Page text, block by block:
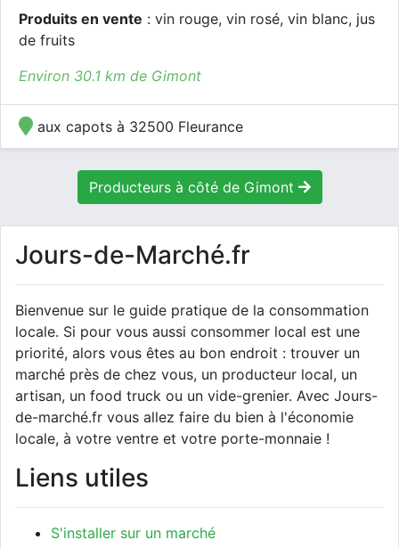
Produits en vente : vin rouge, vin rosé, vin blanc, jus
de fruits
Environ 30.1 km de Gimont
aux capots à 32500 Fleurance
Producteurs à côté de Gimont
Jours-de-Marché.fr
Bienvenue sur le guide pratique de la consommation
locale. Si pour vous aussi consommer local est une
priorité, alors vous êtes au bon endroit : trouver un
marché près de chez vous, un producteur local, un
artisan, un food truck ou un vide-grenier. Avec Jours-
de-marché.fr vous allez faire du bien à l'économie
locale, à votre ventre et votre porte-monnaie !
Liens utiles
S'installer sur un marché